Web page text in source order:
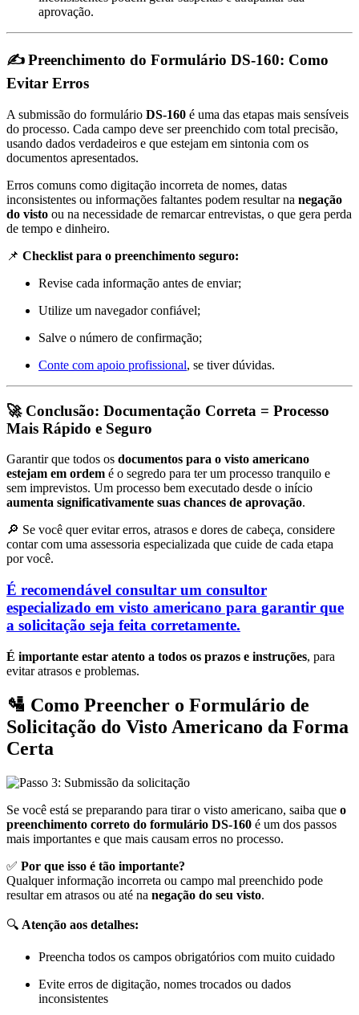
aprovação.
✍️ Preenchimento do Formulário DS-160: Como
Evitar Erros
A submissão do formulário DS-160 é uma das etapas mais sensíveis
do processo. Cada campo deve ser preenchido com total precisão,
usando dados verdadeiros e que estejam em sintonia com os
documentos apresentados.
Erros comuns como digitação incorreta de nomes, datas
inconsistentes ou informações faltantes podem resultar na negação
do visto ou na necessidade de remarcar entrevistas, o que gera perda
de tempo e dinheiro.
📌 Checklist para o preenchimento seguro:
Revise cada informação antes de enviar;
Utilize um navegador confiável;
Salve o número de confirmação;
Conte com apoio profissional, se tiver dúvidas.
🚀 Conclusão: Documentação Correta = Processo
Mais Rápido e Seguro
Garantir que todos os documentos para o visto americano
estejam em ordem é o segredo para ter um processo tranquilo e
sem imprevistos. Um processo bem executado desde o início
aumenta significativamente suas chances de aprovação.
🔎 Se você quer evitar erros, atrasos e dores de cabeça, considere
contar com uma assessoria especializada que cuide de cada etapa
por você.
É recomendável consultar um consultor
especializado em visto americano para garantir que
a solicitação seja feita corretamente.
É importante estar atento a todos os prazos e instruções, para
evitar atrasos e problemas.
🛂 Como Preencher o Formulário de
Solicitação do Visto Americano da Forma
Certa
Se você está se preparando para tirar o visto americano, saiba que o
preenchimento correto do formulário DS-160 é um dos passos
mais importantes e que mais causam erros no processo.
✅ Por que isso é tão importante?
Qualquer informação incorreta ou campo mal preenchido pode
resultar em atrasos ou até na negação do seu visto.
🔍 Atenção aos detalhes:
Preencha todos os campos obrigatórios com muito cuidado
Evite erros de digitação, nomes trocados ou dados
inconsistentes